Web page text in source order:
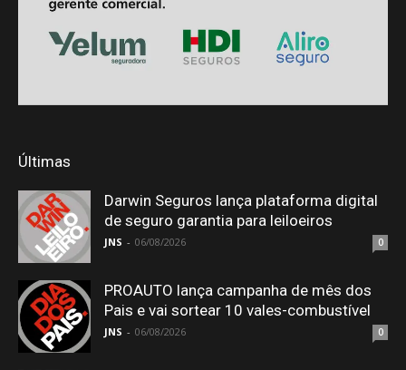
Últimas
Darwin Seguros lança plataforma digital
de seguro garantia para leiloeiros
JNS - 06/08/2026 0
PROAUTO lança campanha de mês dos
Pais e vai sortear 10 vales-combustível
JNS - 06/08/2026 0